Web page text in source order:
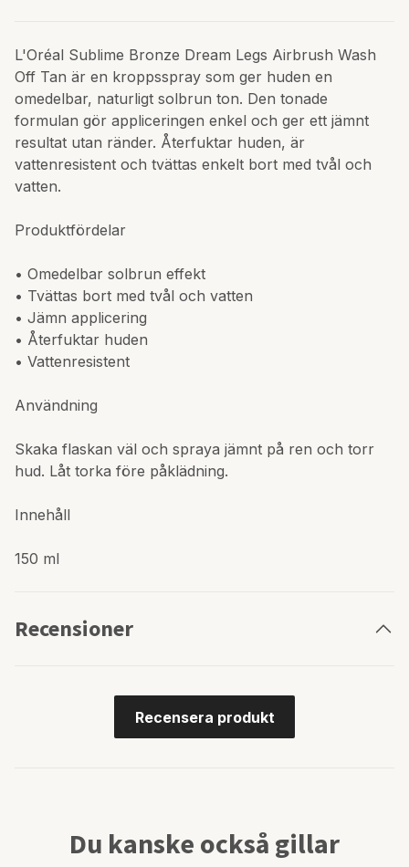
L'Oréal Sublime Bronze Dream Legs Airbrush Wash
Off Tan är en kroppsspray som ger huden en
omedelbar, naturligt solbrun ton. Den tonade
formulan gör appliceringen enkel och ger ett jämnt
resultat utan ränder. Återfuktar huden, är
vattenresistent och tvättas enkelt bort med tvål och
vatten.
Produktfördelar
• Omedelbar solbrun effekt
• Tvättas bort med tvål och vatten
• Jämn applicering
• Återfuktar huden
• Vattenresistent
Användning
Skaka flaskan väl och spraya jämnt på ren och torr
hud. Låt torka före påklädning.
Innehåll
150 ml
Recensioner
Recensera produkt
Du kanske också gillar